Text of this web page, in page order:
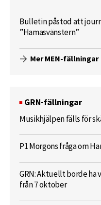
Bulletin påstod att
”Hamasvänstern”
Mer MEN-fällningar
GRN-fällningar
Musikhjälpen fälls för
P1 Morgons fråga om
GRN: Aktuellt borde ha
från 7 oktober